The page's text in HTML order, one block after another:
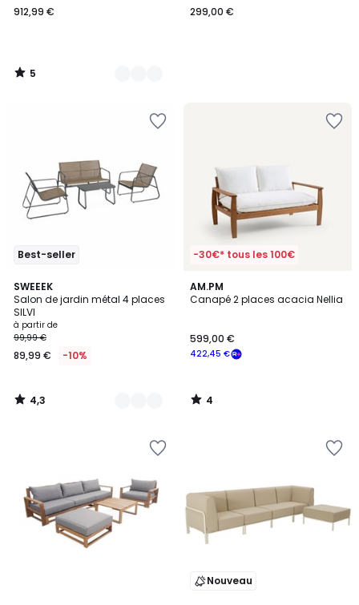
912,99 €
5
/
299,00 €
Best-seller
SWEEEK
Salon de jardin métal 4 places
SILVI
à partir de
99,99 €
89,99 € -10%
4,3
/ 5
3
Couleurs
4,3
/
-30€* tous les 100€
AM.PM
Canapé 2 places acacia Nellia
422,45 €
599,00 €
4
/
4
/
Nouveau